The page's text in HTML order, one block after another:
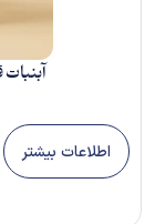
اطلاعات بیشتر